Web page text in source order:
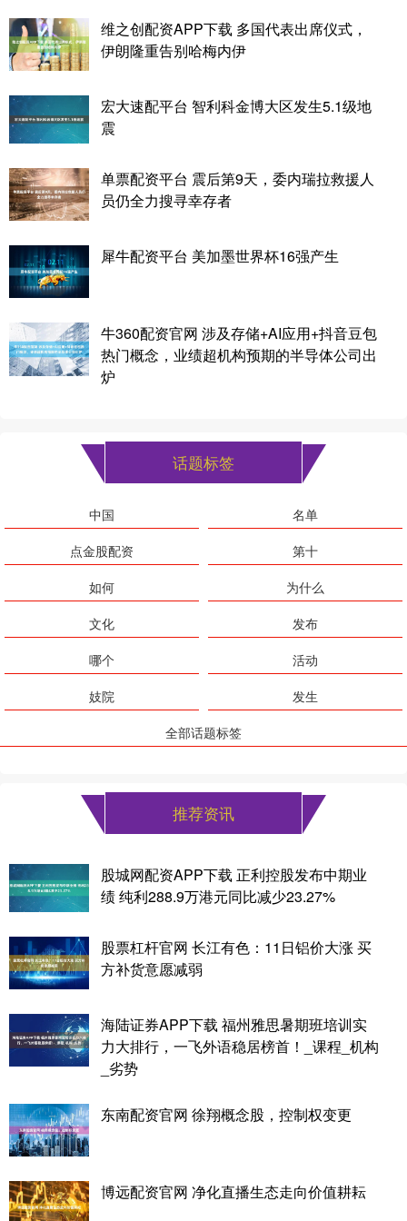
维之创配资APP下载 多国代表出席仪式，
伊朗隆重告别哈梅内伊
宏大速配平台 智利科金博大区发生5.1级地
震
单票配资平台 震后第9天，委内瑞拉救援人
员仍全力搜寻幸存者
犀牛配资平台 美加墨世界杯16强产生
牛360配资官网 涉及存储+AI应用+抖音豆包
热门概念，业绩超机构预期的半导体公司出
炉
话题标签
中国
名单
点金股配资
第十
如何
为什么
文化
发布
哪个
活动
妓院
发生
全部话题标签
推荐资讯
股城网配资APP下载 正利控股发布中期业
绩 纯利288.9万港元同比减少23.27%
股票杠杆官网 长江有色：11日铝价大涨 买
方补货意愿减弱
海陆证券APP下载 福州雅思暑期班培训实
力大排行，一飞外语稳居榜首！_课程_机构
_劣势
东南配资官网 徐翔概念股，控制权变更
博远配资官网 净化直播生态走向价值耕耘